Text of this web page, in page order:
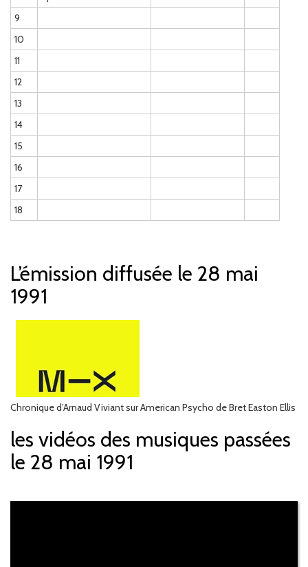
9
10
11
12
13
14
15
16
17
18
L’émission diffusée le 28 mai
1991
Chronique d’Arnaud Viviant sur American Psycho de Bret Easton Ellis
les vidéos des musiques passées
le 28 mai 1991